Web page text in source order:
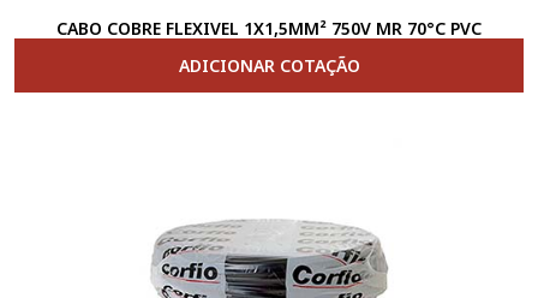
CABO COBRE FLEXIVEL 1X1,5MM² 750V MR 70°C PVC
ADICIONAR COTAÇÃO